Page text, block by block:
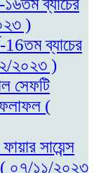
১৬তম ব্যাচের
)
16তম ব্যাচের
২০২৩ )
সেফটি
ফলাফল (
সায়েন্স
( ০৭/১১/২০২৩